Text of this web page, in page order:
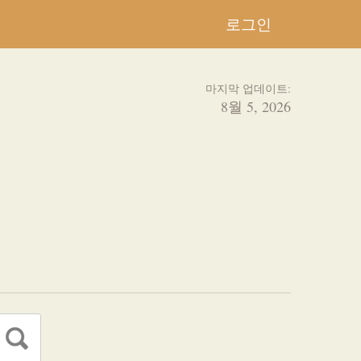
로그인
마지막 업데이트:
8월 5, 2026